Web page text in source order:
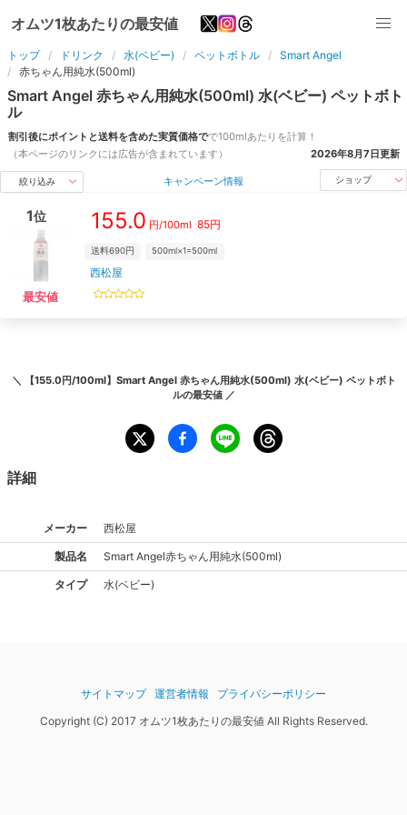
オムツ1枚あたりの最安値
トップ ドリンク 水(ベビー) ペットボトル
Smart Angel
赤ちゃん用純水(500ml)
Smart Angel 赤ちゃん用純水(500ml) 水(ベビー) ペットボト
ル
割引後にポイントと送料を含めた実質価格でで100mlあたりを計算！
（本ページのリンクには広告が含まれています）
2026年8月7日更新
絞り込み キャンペーン情報 ショップ
1位
最安値
155.0 円/100ml 85円
送料690円 500ml×1=500ml
西松屋
＼
【155.0円/100ml】Smart Angel 赤ちゃん用純水(500ml) 水(ベビー) ペットボト
ルの最安値 ／
詳細
メーカー 西松屋
製品名 Smart Angel赤ちゃん用純水(500ml)
タイプ 水(ベビー)
サイトマップ 運営者情報
プライバシーポリシー
Copyright (C) 2017 オムツ1枚あたりの最安値 All Rights Reserved.